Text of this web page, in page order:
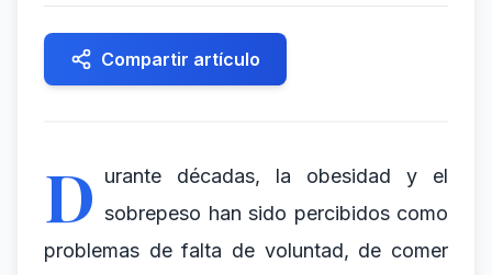
Compartir artículo
D urante décadas, la obesidad y el
sobrepeso han sido percibidos como
problemas de falta de voluntad, de comer